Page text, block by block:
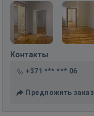
Контакты
+371 *** *** 06
Предложить заказ